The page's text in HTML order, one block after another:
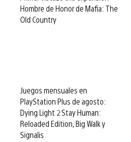
Hombre de Honor de Mafia: The
Old Country
Juegos mensuales en
PlayStation Plus de agosto:
Dying Light 2 Stay Human:
Reloaded Edition, Big Walk y
Signalis